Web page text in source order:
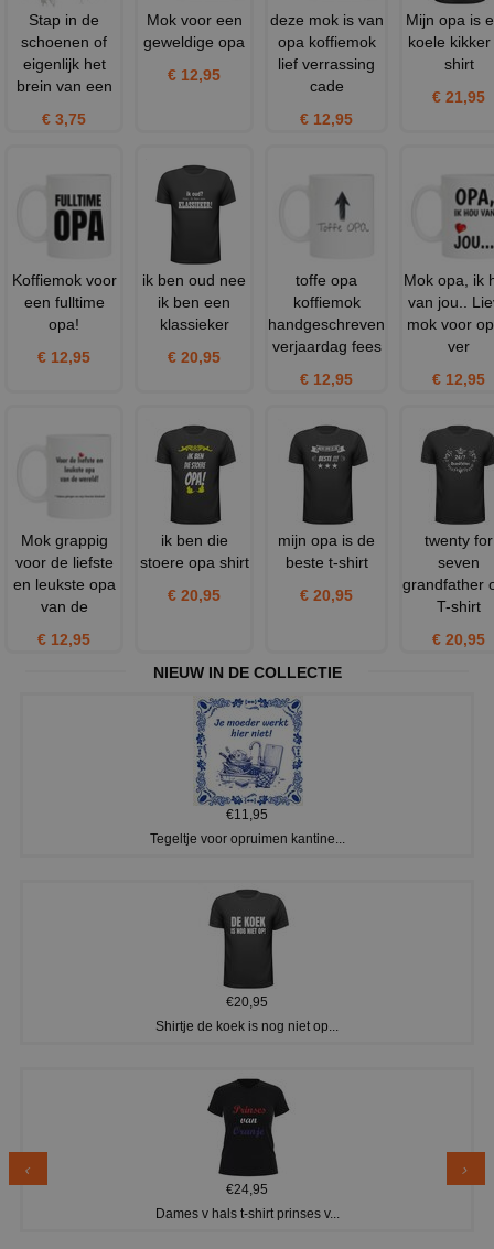
Stap in de
schoenen of
eigenlijk het
brein van een
€ 3,75
Mok voor een
geweldige opa
€ 12,95
deze mok is van
opa koffiemok
lief verrassing
cade
€ 12,95
Mijn opa is
koele kikker
shirt
€ 21,95
Koffiemok voor
een fulltime
opa!
€ 12,95
ik ben oud nee
ik ben een
klassieker
€ 20,95
toffe opa
koffiemok
handgeschreven
verjaardag fees
€ 12,95
Mok opa, ik
van jou..
mok voor
ver
€ 12,95
Mok grappig
voor de liefste
en leukste opa
van de
€ 12,95
ik ben die
stoere opa shirt
€ 20,95
mijn opa is de
beste t-shirt
€ 20,95
twenty for
seven
grandfather
T-shirt
€ 20,95
NIEUW IN DE COLLECTIE
€11,95
Tegeltje voor opruimen kantine...
€20,95
Shirtje de koek is nog niet op...
€24,95
Dames v hals t-shirt prinses v...